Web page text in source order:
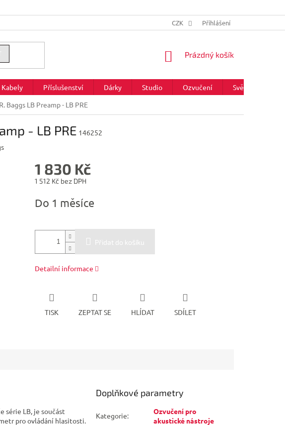
CZK Přihlášení
NÁKUPNÍ
Prázdný košík
Kabely Příslušenství Dárky Studio Ozvučení Světla
Baggs LB Preamp - LB PRE
- LB PRE 146252
1 830 Kč
1 512 Kč bez DPH
cena:
Do 1 měsíce
Přidat do košíku
Detailní informace
TISK ZEPTAT SE HLÍDAT SDÍLET
série LB, je součást
pro ovládání hlasitosti.
Doplňkové parametry
Kategorie:
Ozvučení pro
akustické nástroje